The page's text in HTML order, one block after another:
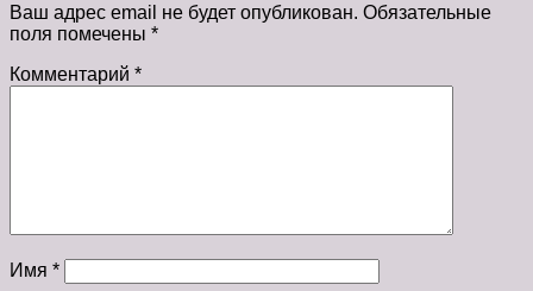
Ваш адрес email не будет опубликован. Обязательные
поля помечены *
Комментарий *
Имя *